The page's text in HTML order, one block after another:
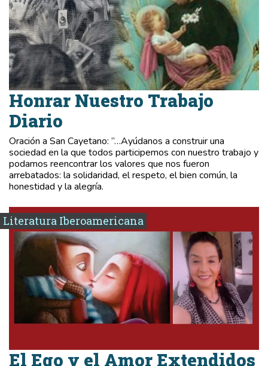
Honrar Nuestro Trabajo
Diario
Oración a San Cayetano: “…Ayúdanos a construir una
sociedad en la que todos participemos con nuestro trabajo y
podamos reencontrar los valores que nos fueron
arrebatados: la solidaridad, el respeto, el bien común, la
honestidad y la alegría.
Literatura Iberoamericana
El Ego y el Amor Extendidos